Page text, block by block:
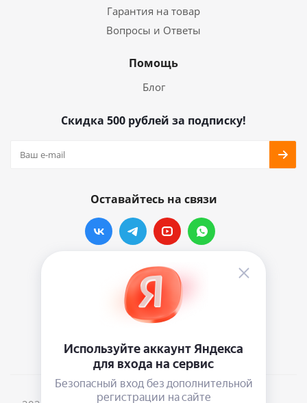
Гарантия на товар
Вопросы и Ответы
Помощь
Блог
Скидка 500 рублей за подписку!
Оставайтесь на связи
Наши контакты
info@vinylmarkt.ru